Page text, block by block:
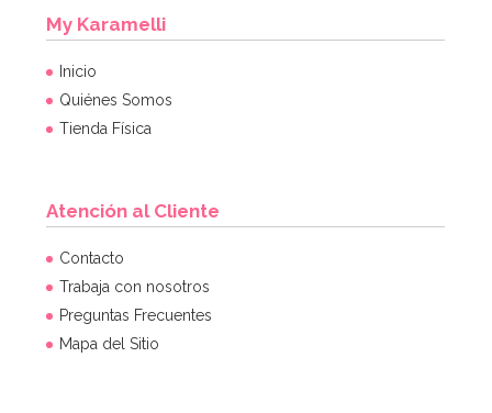
My Karamelli
Inicio
Quiénes Somos
Tienda Física
Atención al Cliente
Contacto
Trabaja con nosotros
Preguntas Frecuentes
Mapa del Sitio